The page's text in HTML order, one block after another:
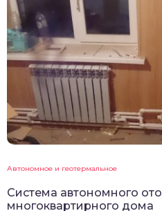
Автономное и геотермальное
Система автономного
многоквартирного дома